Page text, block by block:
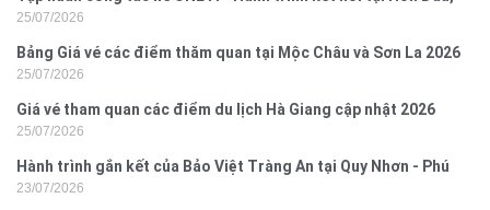
Đồ Sơn
25/07/2026
Bảng Giá vé các điểm thăm quan tại Mộc Châu và Sơn La 2026
25/07/2026
Giá vé tham quan các điểm du lịch Hà Giang cập nhật 2026
25/07/2026
Hành trình gắn kết của Bảo Việt Tràng An tại Quy Nhơn - Phú
Yên
23/07/2026